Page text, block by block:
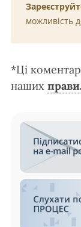
можливість
*Ці
наших